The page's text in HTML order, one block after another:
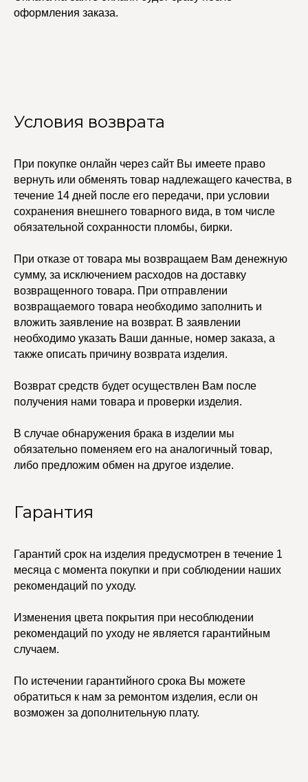
оформления заказа.
Условия возврата
При покупке онлайн через сайт Вы имеете право
вернуть или обменять товар надлежащего качества, в
течение 14 дней после его передачи, при условии
сохранения внешнего товарного вида, в том числе
обязательной сохранности пломбы, бирки.
При отказе от товара мы возвращаем Вам денежную
сумму, за исключением расходов на доставку
возвращенного товара. При отправлении
возвращаемого товара необходимо заполнить и
вложить заявление на возврат. В заявлении
необходимо указать Ваши данные, номер заказа, а
также описать причину возврата изделия.
Возврат средств будет осуществлен Вам после
получения нами товара и проверки изделия.
В случае обнаружения брака в изделии мы
обязательно поменяем его на аналогичный товар,
либо предложим обмен на другое изделие.
Гарантия
Гарантий срок на изделия предусмотрен в течение 1
месяца с момента покупки и при соблюдении наших
рекомендаций по уходу.
Изменения цвета покрытия при несоблюдении
рекомендаций по уходу не является гарантийным
случаем.
По истечении гарантийного срока Вы можете
обратиться к нам за ремонтом изделия, если он
возможен за дополнительную плату.
В ПОДАРОК
УЧАСТВУЙТЕ В НАШЕЙ
СИСТЕМЕ ЛОЯЛЬНОСТИ
Сеты
Доставка и оплата
Возврат и гарантия
КАТАЛОГ
Бодичейны
УСЛУГИ
Стилист на связи
Договор оферты
Политика
ПОКУПАТЕЛЯМ
Браслеты
Каффы
Ремни
Чокеры
Изделия на заказ
Упаковка
Сертификаты
Магазины
Трансформеры
Не бриллианты, потому
Регистрация